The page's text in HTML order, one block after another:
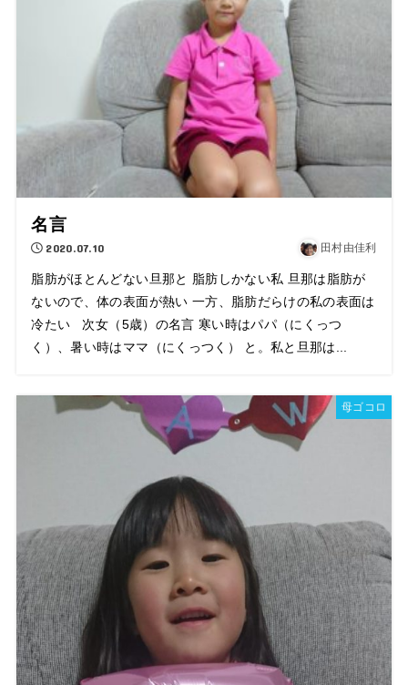
名言
2020.07.10 田村由佳利
脂肪がほとんどない旦那と 脂肪しかない私 旦那は脂肪が
ないので、体の表面が熱い 一方、脂肪だらけの私の表面は
冷たい 次女（5歳）の名言 寒い時はパパ（にくっつ
く）、暑い時はママ（にくっつく） と。私と旦那は...
母ゴコロ